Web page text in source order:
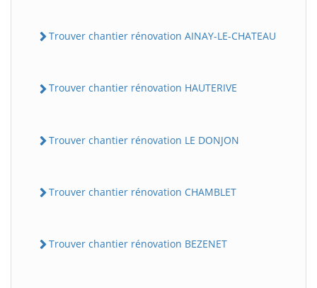
Trouver chantier rénovation AINAY-LE-CHATEAU
Trouver chantier rénovation HAUTERIVE
Trouver chantier rénovation LE DONJON
Trouver chantier rénovation CHAMBLET
Trouver chantier rénovation BEZENET